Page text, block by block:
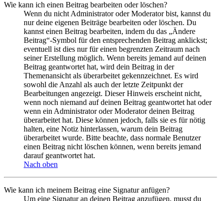
Wie kann ich einen Beitrag bearbeiten oder löschen?
Wenn du nicht Administrator oder Moderator bist, kannst du
nur deine eigenen Beiträge bearbeiten oder löschen. Du
kannst einen Beitrag bearbeiten, indem du das „Ändere
Beitrag“-Symbol für den entsprechenden Beitrag anklickst;
eventuell ist dies nur für einen begrenzten Zeitraum nach
seiner Erstellung möglich. Wenn bereits jemand auf deinen
Beitrag geantwortet hat, wird dein Beitrag in der
Themenansicht als überarbeitet gekennzeichnet. Es wird
sowohl die Anzahl als auch der letzte Zeitpunkt der
Bearbeitungen angezeigt. Dieser Hinweis erscheint nicht,
wenn noch niemand auf deinen Beitrag geantwortet hat oder
wenn ein Administrator oder Moderator deinen Beitrag
überarbeitet hat. Diese können jedoch, falls sie es für nötig
halten, eine Notiz hinterlassen, warum dein Beitrag
überarbeitet wurde. Bitte beachte, dass normale Benutzer
einen Beitrag nicht löschen können, wenn bereits jemand
darauf geantwortet hat.
Nach oben
Wie kann ich meinem Beitrag eine Signatur anfügen?
Um eine Signatur an deinen Beitrag anzufügen, musst du